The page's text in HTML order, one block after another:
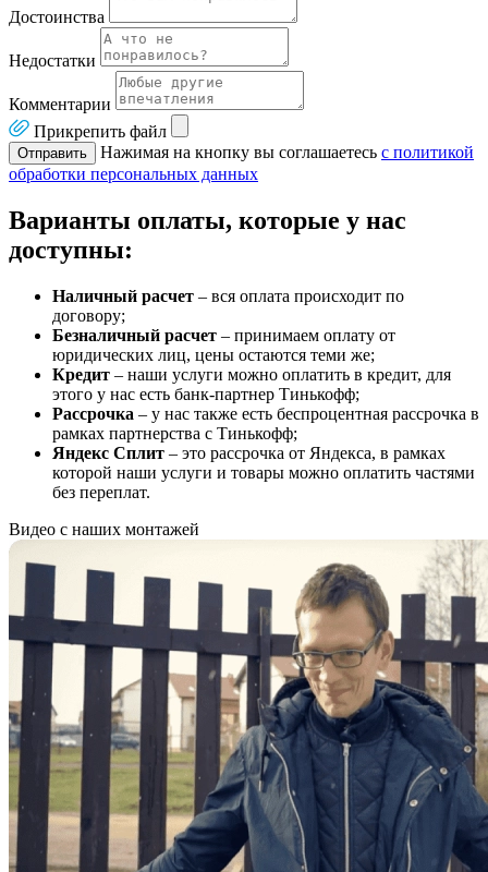
Достоинства
Недостатки
Комментарии
Прикрепить файл
Отправить Нажимая на кнопку вы соглашаетесь с политикой
обработки персональных данных
Варианты оплаты, которые у нас
доступны:
Наличный расчет – вся оплата происходит по
договору;
Безналичный расчет – принимаем оплату от
юридических лиц, цены остаются теми же;
Кредит – наши услуги можно оплатить в кредит, для
этого у нас есть банк-партнер Тинькофф;
Рассрочка – у нас также есть беспроцентная рассрочка в
рамках партнерства с Тинькофф;
Яндекс Сплит – это рассрочка от Яндекса, в рамках
которой наши услуги и товары можно оплатить частями
без переплат.
Видео с наших монтажей